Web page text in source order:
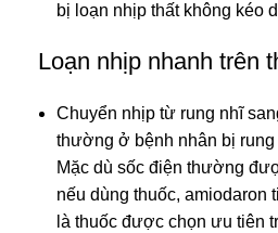
bị loạn nhịp thất không kéo
Loạn nhịp nhanh trên
Chuyển nhịp từ rung nhĩ
thường ở bệnh nhân bị
Mặc dù sốc điện thường
nếu dùng thuốc, amiodaron
là thuốc được chọn ưu tiên